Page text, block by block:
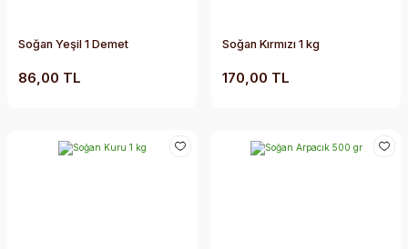
Soğan Yeşil 1 Demet
86,00 TL
Soğan Kırmızı 1 kg
170,00 TL